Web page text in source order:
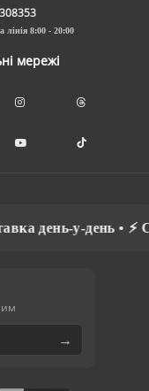
лінія 8:00 - 20:00
мережі
у-день • ⚡
→